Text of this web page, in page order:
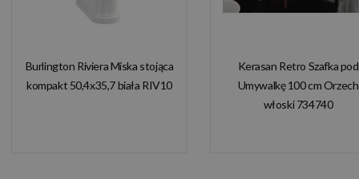
Burlington Riviera Miska stojąca
kompakt 50,4x35,7 biała RIV10
Kerasan Retro Szafka pod
Umywalkę 100 cm Orzech
włoski 734740